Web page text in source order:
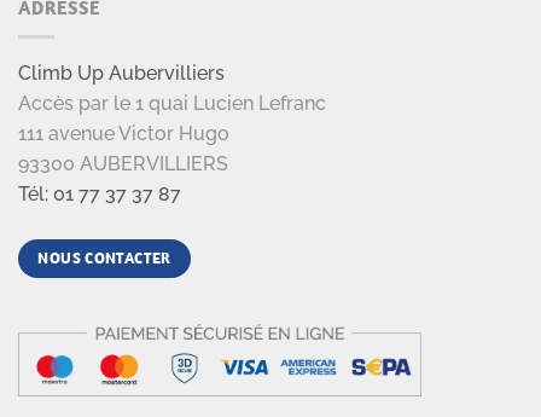
ADRESSE
Climb Up Aubervilliers
Accès par le 1 quai Lucien Lefranc
111 avenue Victor Hugo
93300 AUBERVILLIERS
Tél: 01 77 37 37 87
NOUS CONTACTER